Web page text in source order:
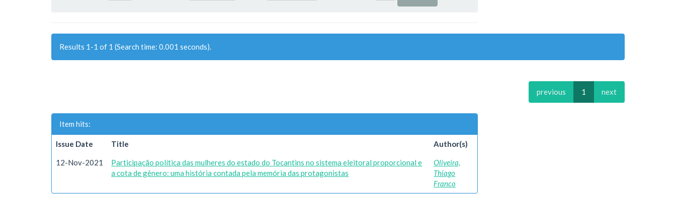
Results 1-1 of 1 (Search time: 0.001 seconds).
previous 1 next
Item hits:
Issue Date Title Author(s)
12-Nov-2021
Participação política das mulheres do estado do Tocantins no sistema eleitoral proporcional e
a cota de gênero: uma história contada pela memória das protagonistas
Oliveira,
Thiago
Franco